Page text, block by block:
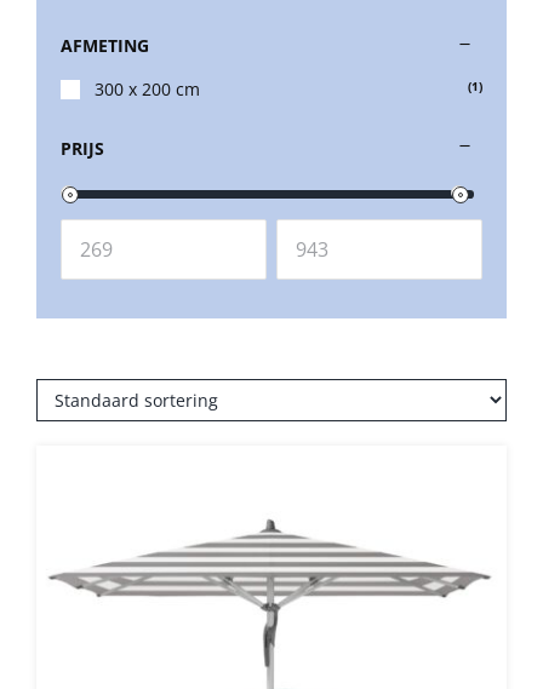
Snel leverbaar
Parasolvoeten
Beschermhoezen
Glatz Vita Collectie
AFMETING
300 x 200 cm
(1)
PRIJS